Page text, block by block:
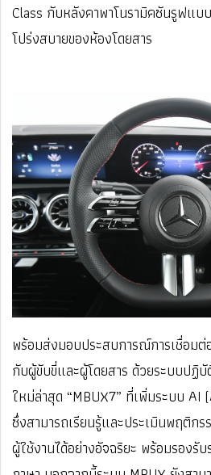
Class กับหลังคาพาโนรามิคซันรูฟแบ
โปร่งสบายของห้องโดยสาร
พร้อมส่งมอบประสบการณ์การเชื่อมต่
กับผู้ขับขี่และผู้โดยสาร ด้วยระบบปฏิบั
ใหม่ล่าสุด “MBUX7” ที่เพิ่มระบบ
ซึ่งสามารถเรียนรู้และประเมินพฤติก
ผู้ใช้งานได้อย่างอัจฉริยะ พร้อมรองรั